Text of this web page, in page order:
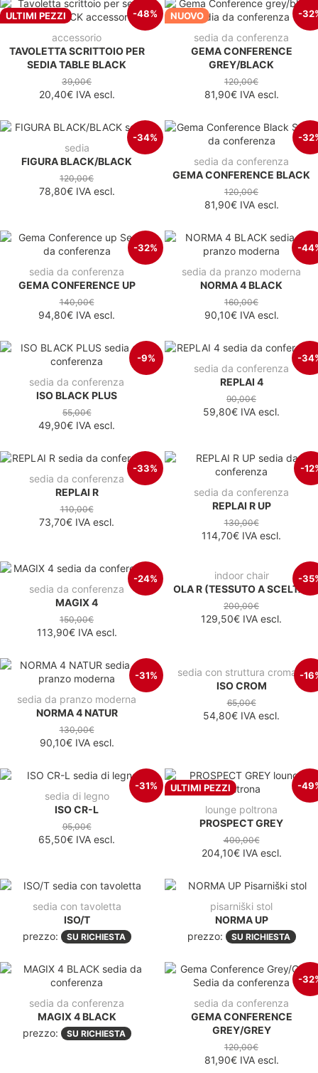
ULTIMI PEZZI -48%
accessorio
TAVOLETTA SCRITTOIO PER
SEDIA TABLE BLACK
39,00€
20,40€IVA escl.
NUOVO -
sedia da conferenza
GEMA CONFERENCE
GREY/BLACK
120,00€
81,90€IVA escl.
-34%
sedia
FIGURA BLACK/BLACK
120,00€
78,80€IVA escl.
-
sedia da conferenza
GEMA CONFERENCE BLACK
120,00€
81,90€IVA escl.
-32%
sedia da conferenza
GEMA CONFERENCE UP
140,00€
94,80€ IVA escl.
-
sedia da pranzo moderna
NORMA 4 BLACK
160,00€
90,10€IVA escl.
-9%
sedia da conferenza
ISO BLACK PLUS
55,00€
49,90€ IVA escl.
-
sedia da conferenza
REPLAI 4
90,00€
59,80€ IVA escl.
-33%
sedia da conferenza
REPLAI R
110,00€
73,70€ IVA escl.
-
sedia da conferenza
REPLAI R UP
130,00€
114,70€ IVA escl.
-24%
sedia da conferenza
MAGIX 4
150,00€
113,90€IVA escl.
-
indoor chair
OLA R (TESSUTO A SCELTA)
200,00€
129,50€ IVA escl.
-31%
sedia da pranzo moderna
NORMA 4 NATUR
130,00€
90,10€IVA escl.
-
sedia con struttura cromata
ISO CROM
65,00€
54,80€ IVA escl.
-31%
sedia di legno
ISO CR-L
95,00€
65,50€ IVA escl.
ULTIMI PEZZI -
lounge poltrona
PROSPECT GREY
400,00€
204,10€IVA escl.
sedia con tavoletta
ISO/T
prezzo:
SU RICHIESTA
pisarniški stol
NORMA UP
prezzo:
SU RICHIESTA
sedia da conferenza
MAGIX 4 BLACK
prezzo:
SU RICHIESTA
-
sedia da conferenza
GEMA CONFERENCE
GREY/GREY
120,00€
81,90€IVA escl.